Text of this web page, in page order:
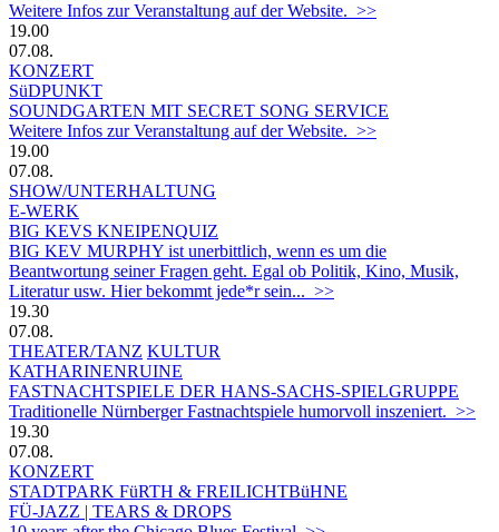
Weitere Infos zur Veranstaltung auf der Website. >>
19.00
07.08.
KONZERT
SüDPUNKT
SOUNDGARTEN MIT SECRET SONG SERVICE
Weitere Infos zur Veranstaltung auf der Website. >>
19.00
07.08.
SHOW/UNTERHALTUNG
E-WERK
BIG KEVS KNEIPENQUIZ
BIG KEV MURPHY ist unerbittlich, wenn es um die
Beantwortung seiner Fragen geht. Egal ob Politik, Kino, Musik,
Literatur usw. Hier bekommt jede*r sein... >>
19.30
07.08.
THEATER/TANZ KULTUR
KATHARINENRUINE
FASTNACHTSPIELE DER HANS-SACHS-SPIELGRUPPE
Traditionelle Nürnberger Fastnachtspiele humorvoll inszeniert. >>
19.30
07.08.
KONZERT
STADTPARK FüRTH & FREILICHTBüHNE
FÜ-JAZZ | TEARS & DROPS